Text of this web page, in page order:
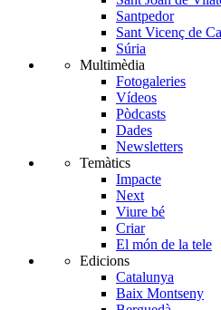
Santpedor
Sant Vicenç de
Súria
Multimèdia
Fotogaleries
Vídeos
Pòdcasts
Dades
Newsletters
Temàtics
Impacte
Next
Viure bé
Criar
El món de la tele
Edicions
Catalunya
Baix Montseny